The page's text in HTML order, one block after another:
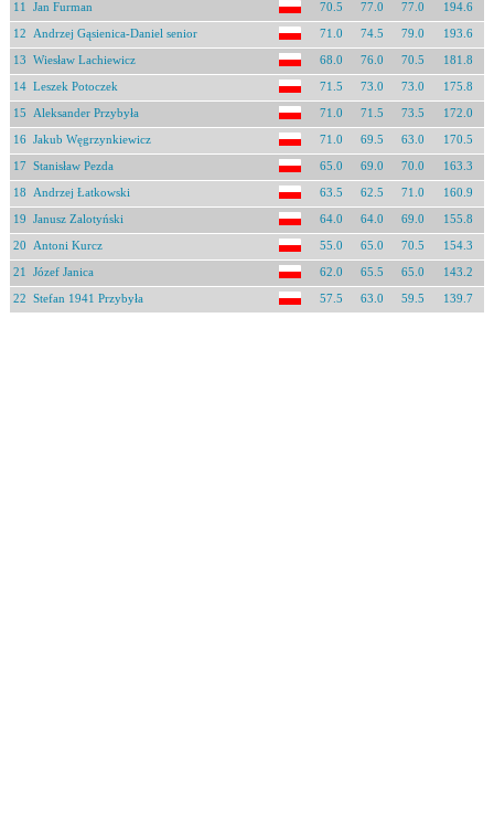
11 Jan Furman 70.5 77.0 77.0 194.6
12 Andrzej Gąsienica-Daniel senior 71.0 74.5 79.0 193.6
13 Wiesław Lachiewicz 68.0 76.0 70.5 181.8
14 Leszek Potoczek 71.5 73.0 73.0 175.8
15 Aleksander Przybyła 71.0 71.5 73.5 172.0
16 Jakub Węgrzynkiewicz 71.0 69.5 63.0 170.5
17 Stanisław Pezda 65.0 69.0 70.0 163.3
18 Andrzej Łatkowski 63.5 62.5 71.0 160.9
19 Janusz Zalotyński 64.0 64.0 69.0 155.8
20 Antoni Kurcz 55.0 65.0 70.5 154.3
21 Józef Janica 62.0 65.5 65.0 143.2
22 Stefan 1941 Przybyła 57.5 63.0 59.5 139.7